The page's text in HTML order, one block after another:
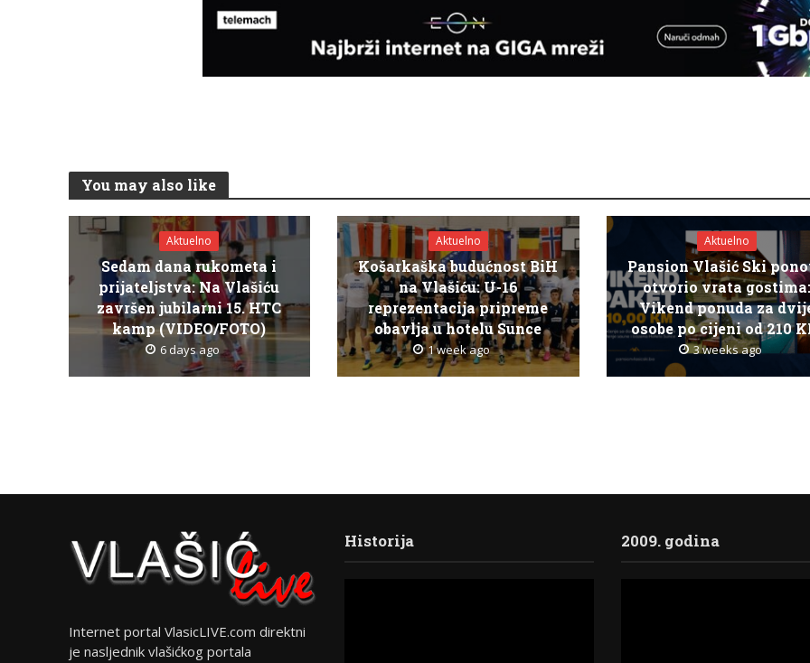
You may also like
Aktuelno
Sedam dana rukometa i
prijateljstva: Na Vlašiću
završen jubilarni 15. HTC
kamp (VIDEO/FOTO)
6 days ago
Aktuelno
Košarkaška budućnost BiH
na Vlašiću: U-16
reprezentacija pripreme
obavlja u hotelu Sunce
1 week ago
Aktuelno
Pansion Vlašić Ski
otvorio vrata
Vikend ponuda za
osobe po cijeni od 210
3 weeks ago
Internet portal VlasicLIVE.com direktni
je nasljednik vlašićkog portala
Historija 2009. godina